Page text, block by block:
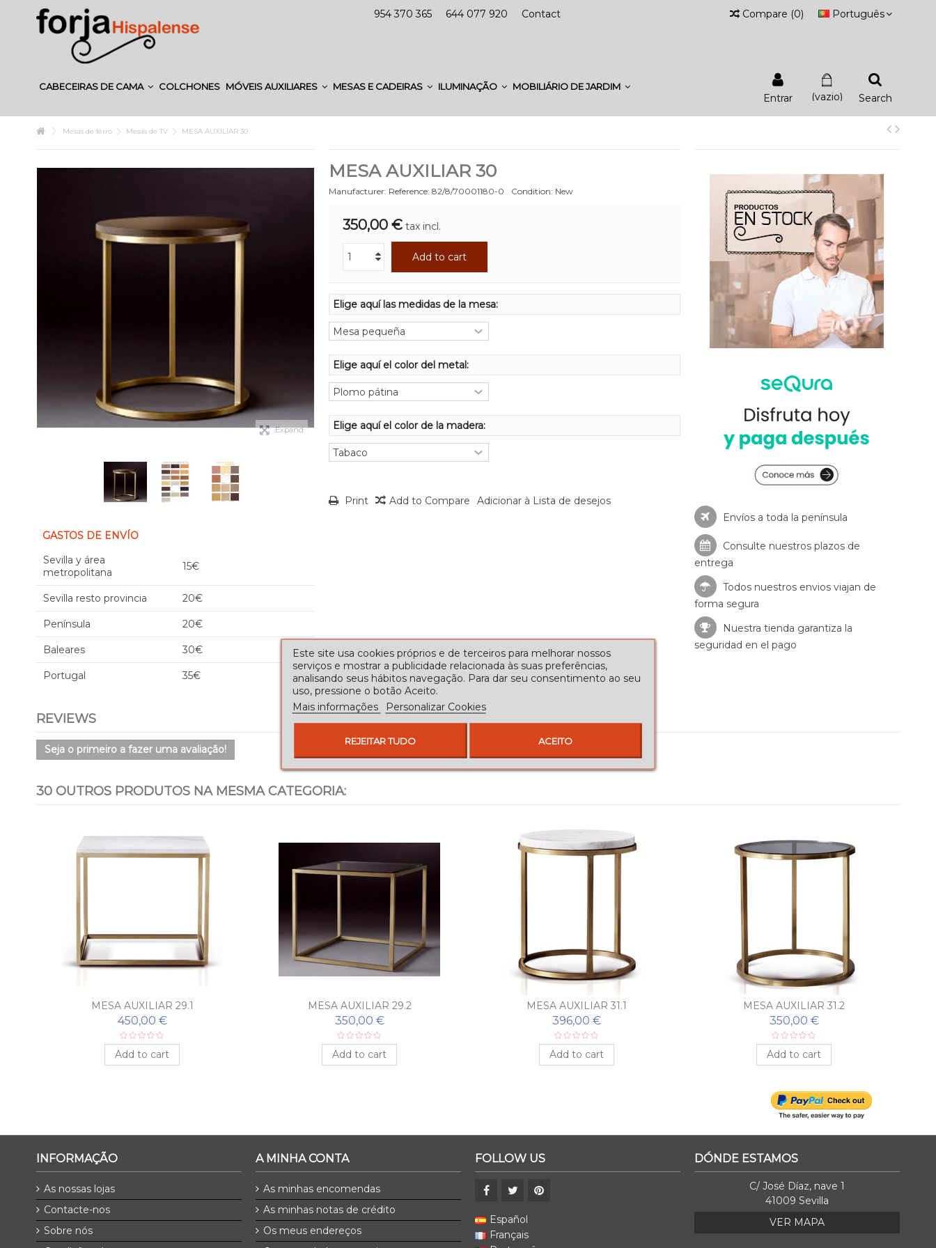
954 370 365 644 077 920 Contact Português
Compare (0)
CABECEIRAS DE CAMA COLCHONES MÓVEIS AUXILIARES MESAS E CADEIRAS ILUMINAÇÃO MOBILIÁRIO DE JARDIM
Search
(vazio)
Entrar
Mesas de ferro Mesas de TV MESA AUXILIAR 30
Expand
GASTOS DE ENVÍO
Sevilla y área
metropolitana
15€
Sevilla resto provincia 20€
Península 20€
Baleares 30€
Portugal 35€
MESA AUXILIAR 30
Manufacturer: Reference: 82/8/70001180-0 Condition: New
350,00 € tax incl.
Add to cart
Elige aquí las medidas de la mesa:
Elige aquí el color del metal:
Elige aquí el color de la madera:
Print Add to Compare
Adicionar à Lista de desejos
Envíos a toda la península
Consulte nuestros plazos de
entrega
Todos nuestros envios viajan de
forma segura
Nuestra tienda garantiza la
seguridad en el pago
REVIEWS
Seja o primeiro a fazer uma avaliação!
30 OUTROS PRODUTOS NA MESMA CATEGORIA:
MESA AUXILIAR 29.1
450,00 €
Add to cart
MESA AUXILIAR 29.2
350,00 €
Add to cart
MESA AUXILIAR 31.1
396,00 €
Add to cart
MESA AUXILIAR 31.2
350,00 €
Add to cart
INFORMAÇÃO
As nossas lojas
Contacte-nos
Sobre nós
A MINHA CONTA
As minhas encomendas
As minhas notas de crédito
Os meus endereços
FOLLOW US
Español
Français
DÓNDE ESTAMOS
C/ José Díaz, nave 1
41009 Sevilla
VER MAPA
Este site usa cookies próprios e de terceiros para melhorar nossos
serviços e mostrar a publicidade relacionada às suas preferências,
analisando seus hábitos navegação. Para dar seu consentimento ao seu
uso, pressione o botão Aceito.
Mais informações
Personalizar Cookies
REJEITAR TUDO ACEITO